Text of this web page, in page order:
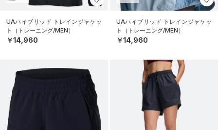
UAハイブリッド トレインジャケッ
ト（トレーニング/MEN）
￥14,960
UAハイブリッド トレインジャケッ
ト（トレーニング/MEN）
￥14,960